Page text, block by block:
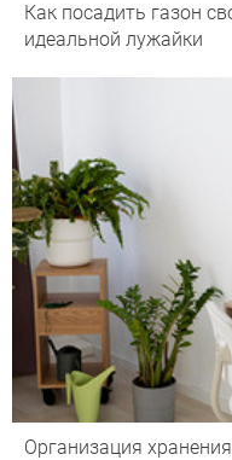
Как посадить газон
идеальной лужайки
Организация